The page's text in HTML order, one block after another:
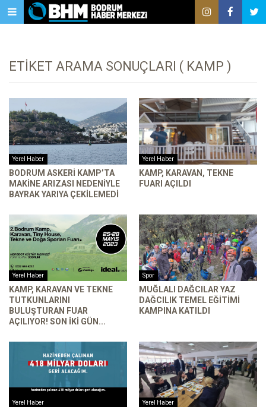
ETIKET ARAMA SONUÇLARI ( KAMP )
Yerel Haber
BODRUM ASKERI KAMP’TA
MAKINE ARIZASI NEDENIYLE
BAYRAK YARIYA ÇEKILEMEDI
Yerel Haber
KAMP, KARAVAN, TEKNE
FUARI AÇILDI
Yerel Haber
KAMP, KARAVAN VE TEKNE
TUTKUNLARINI
BULUŞTURAN FUAR
AÇILIYOR! SON IKI GÜN...
Spor
MUĞLALI DAĞCILAR YAZ
DAĞCILIK TEMEL EĞITIMI
KAMPINA KATILDI
Yerel Haber Yerel Haber